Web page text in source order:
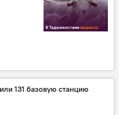
131 базовую станцию